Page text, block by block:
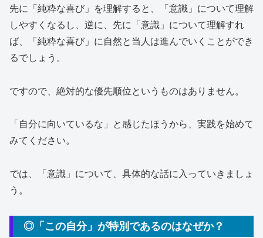
先に「純粋な喜び」を理解すると、「意識」について理解
しやすくなるし、逆に、先に「意識」について理解すれ
ば、「純粋な喜び」に自然と当人は進んでいくことができ
るでしょう。
ですので、絶対的な優先順位というものはありません。
「自分に向いているな」と感じたほうから、実践を始めて
みてください。
では、「意識」について、具体的な話に入っていきましょ
う。
◎「この自分」が特別であるのはなぜか？